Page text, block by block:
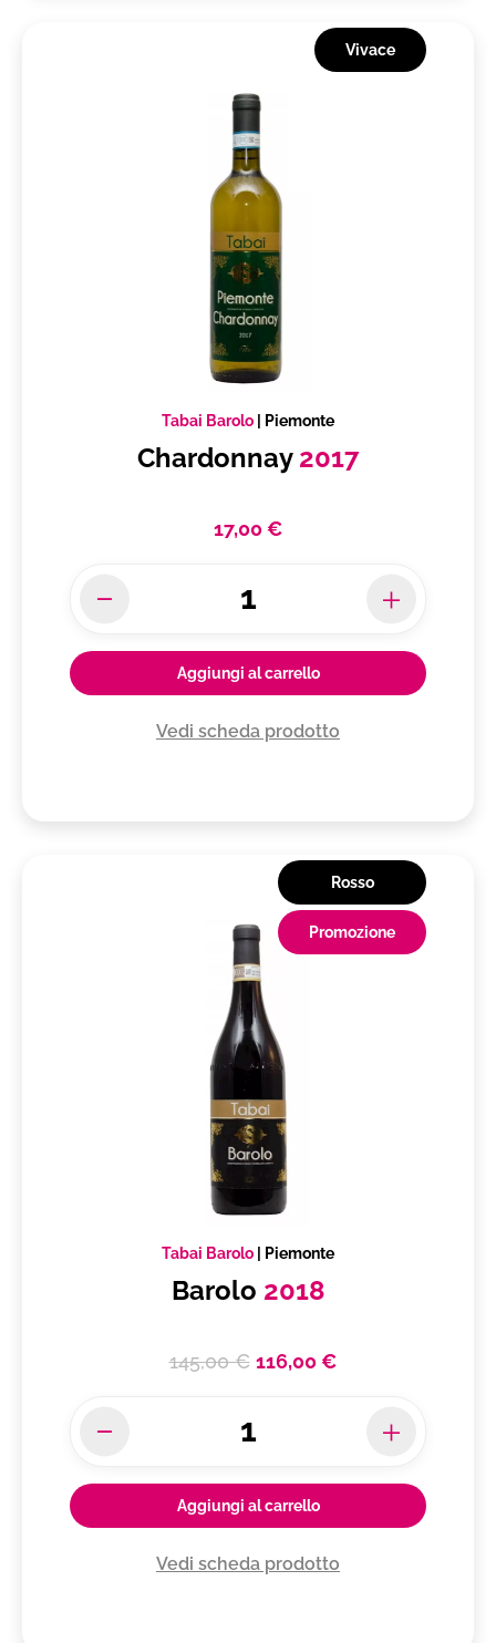
Vivace
Tabai Barolo Piemonte
Chardonnay 2017
17,00 €
Aggiungi al carrello
Vedi scheda prodotto
Rosso
Promozione
Tabai Barolo Piemonte
Barolo 2018
145,00 € 116,00 €
Aggiungi al carrello
Vedi scheda prodotto